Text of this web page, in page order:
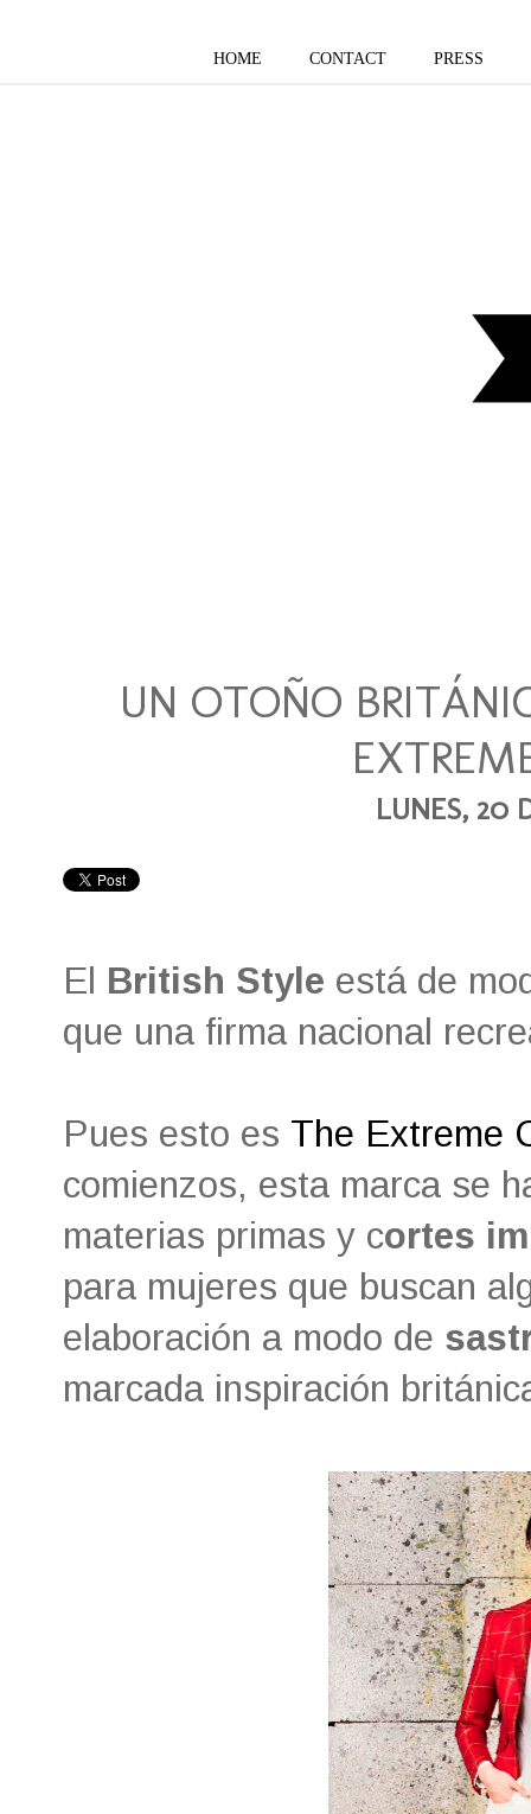
HOME CONTACT PRESS
UN OTOÑO
LUNES, 20
El British Style está de
que una firma nacional
Pues esto es The Extreme
comienzos, esta marca se
materias primas y cortes
para mujeres que buscan
elaboración a modo de
marcada inspiración